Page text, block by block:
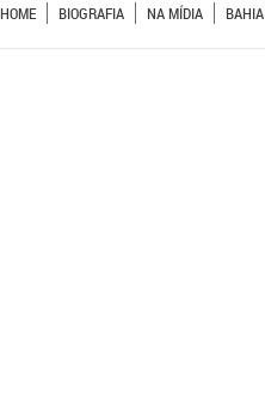
HOME BIOGRAFIA NA MÍDIA BAHIA